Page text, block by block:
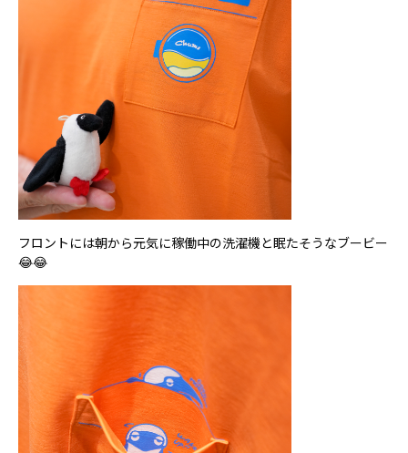
フロントには朝から元気に稼働中の洗濯機と眠たそうなブービー
😂😂